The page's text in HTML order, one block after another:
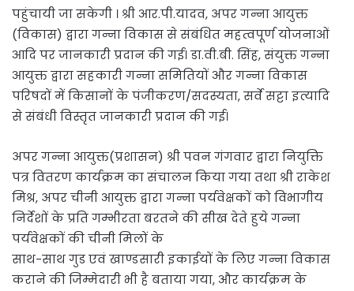
पहुंचायी जा सकेगी । श्री आर.पी.यादव, अपर गन्ना आयुक्त
(विकास) द्वारा गन्ना विकास से संबंधित महत्वपूर्ण योजनाओं
आदि पर जानकारी प्रदान की गई। डा.वी.बी. सिंह, संयुक्त गन्ना
आयुक्त द्वारा सहकारी गन्ना समितियों और गन्ना विकास
परिषदों में किसानों के पंजीकरण/सदस्यता, सर्वे सट्टा इत्यादि
से संबंधी विस्तृत जानकारी प्रदान की गई।
अपर गन्ना आयुक्त(प्रशासन) श्री पवन गंगवार द्वारा नियुक्ति
पत्र वितरण कार्यक्रम का संचालन किया गया तथा श्री राकेश
मिश्र, अपर चीनी आयुक्त द्वारा गन्ना पर्यवेक्षकों को विभागीय
निर्देशों के प्रति गम्भीरता बरतने की सीख देते हुये गन्ना
पर्यवेक्षकों की चीनी मिलों के
साथ-साथ गुड एवं खाण्डसारी इकाईयों के लिए गन्ना विकास
कराने की जिम्मेदारी भी है बताया गया, और कार्यक्रम के